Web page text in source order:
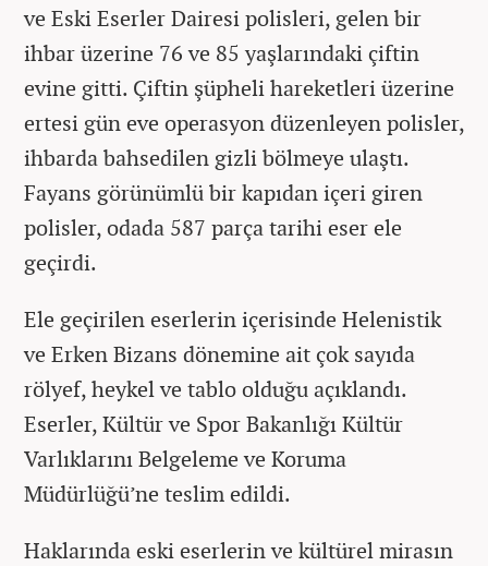
ve Eski Eserler Dairesi polisleri, gelen bir
ihbar üzerine 76 ve 85 yaşlarındaki çiftin
evine gitti. Çiftin şüpheli hareketleri üzerine
ertesi gün eve operasyon düzenleyen polisler,
ihbarda bahsedilen gizli bölmeye ulaştı.
Fayans görünümlü bir kapıdan içeri giren
polisler, odada 587 parça tarihi eser ele
geçirdi.
Ele geçirilen eserlerin içerisinde Helenistik
ve Erken Bizans dönemine ait çok sayıda
rölyef, heykel ve tablo olduğu açıklandı.
Eserler, Kültür ve Spor Bakanlığı Kültür
Varlıklarını Belgeleme ve Koruma
Müdürlüğü’ne teslim edildi.
Haklarında eski eserlerin ve kültürel mirasın